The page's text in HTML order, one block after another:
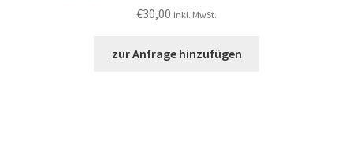
€30,00 inkl. MwSt.
zur Anfrage hinzufügen